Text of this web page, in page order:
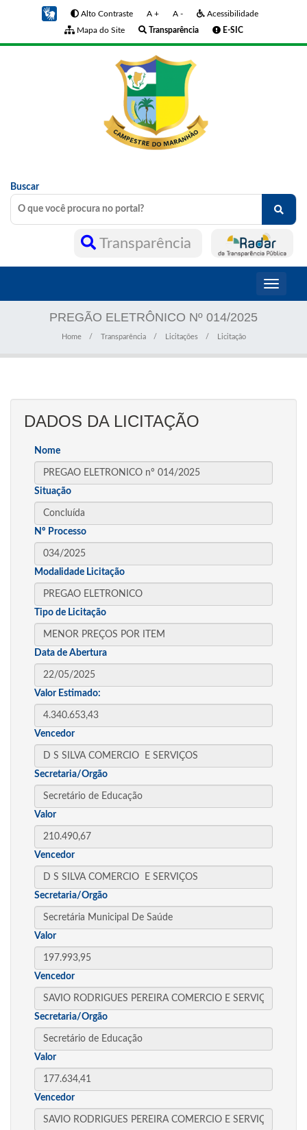
Alto Contraste A + A -
Acessibilidade
Mapa do Site
Transparência E-SIC
Buscar
Transparência
Toggle
PREGÃO ELETRÔNICO Nº 014/2025
Home Transparência Licitações Licitação
DADOS DA LICITAÇÃO
Nome
Situação
Nº Processo
Modalidade Licitação
Tipo de Licitação
Data de Abertura
Valor Estimado:
Vencedor
Secretaria/Orgão
Valor
Vencedor
Secretaria/Orgão
Valor
Vencedor
Secretaria/Orgão
Valor
Vencedor